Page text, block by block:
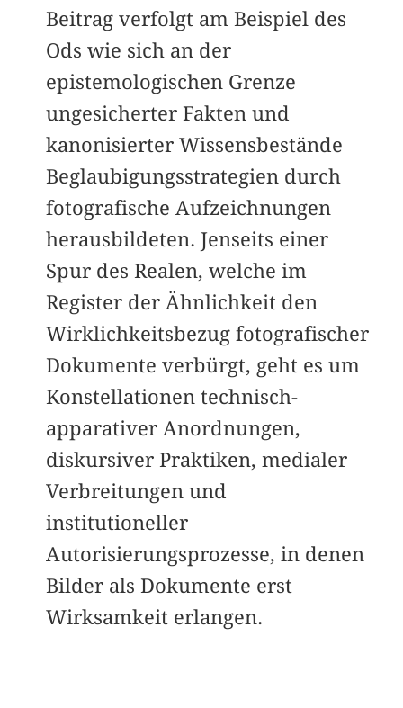
Beitrag verfolgt am Beispiel des
Ods wie sich an der
epistemologischen Grenze
ungesicherter Fakten und
kanonisierter Wissensbestände
Beglaubigungsstrategien durch
fotografische Aufzeichnungen
herausbildeten. Jenseits einer
Spur des Realen, welche im
Register der Ähnlichkeit den
Wirklichkeitsbezug fotografischer
Dokumente verbürgt, geht es um
Konstellationen technisch-
apparativer Anordnungen,
diskursiver Praktiken, medialer
Verbreitungen und
institutioneller
Autorisierungsprozesse, in denen
Bilder als Dokumente erst
Wirksamkeit erlangen.